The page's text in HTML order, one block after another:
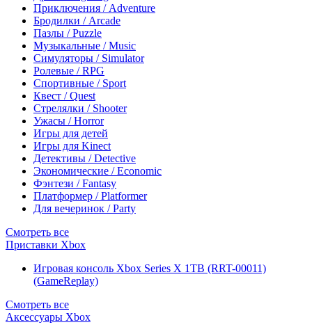
Приключения / Adventure
Бродилки / Arcade
Пазлы / Puzzle
Музыкальные / Music
Симуляторы / Simulator
Ролевые / RPG
Спортивные / Sport
Квест / Quest
Стрелялки / Shooter
Ужасы / Horror
Игры для детей
Игры для Kinect
Детективы / Detective
Экономические / Economic
Фэнтези / Fantasy
Платформер / Platformer
Для вечеринок / Party
Смотреть все
Приставки Xbox
Игровая консоль Xbox Series X 1TB (RRT-00011)
(GameReplay)
Смотреть все
Аксессуары Xbox